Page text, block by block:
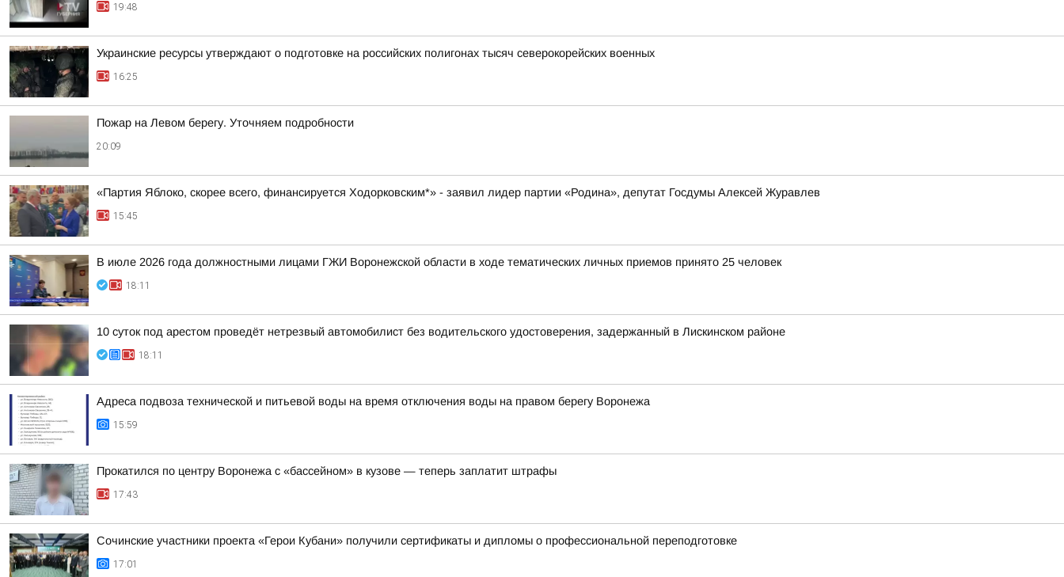
19:48
Украинские ресурсы утверждают о подготовке на российских полигонах тысяч северокорейских военных
16:25
Пожар на Левом берегу. Уточняем подробности
20:09
«Партия Яблоко, скорее всего, финансируется Ходорковским*» - заявил лидер партии «Родина», депутат Госдумы Алексей Журавлев
15:45
В июле 2026 года должностными лицами ГЖИ Воронежской области в ходе тематических личных приемов принято 25 человек
18:11
10 суток под арестом проведёт нетрезвый автомобилист без водительского удостоверения, задержанный в Лискинском районе
18:11
Адреса подвоза технической и питьевой воды на время отключения воды на правом берегу Воронежа
15:59
Прокатился по центру Воронежа с «бассейном» в кузове — теперь заплатит штрафы
17:43
Сочинские участники проекта «Герои Кубани» получили сертификаты и дипломы о профессиональной переподготовке
17:01